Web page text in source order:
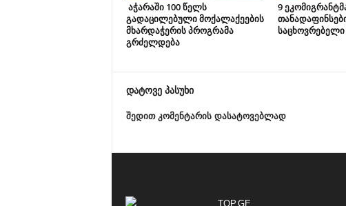
აჭარაში 100 წელს
გადაცილებული მოქალაქეების
მხარდაჭერის პროგრამა
გრძელდება
9
საცხოვრებელი
დატოვე პასუხი
შედით კომენტარის დასატოვებლად